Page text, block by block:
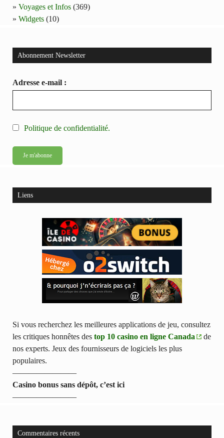
Voyages et Infos (369)
Widgets (10)
Abonnement Newsletter
Adresse e-mail :
Politique de confidentialité.
Liens
Si vous recherchez les meilleures applications de jeu, consultez
les critiques honnêtes des top 10 casino en ligne Canada
de
nos experts. Jeux des fournisseurs de logiciels les plus
populaires.
————————
Casino bonus sans dépôt, c’est ici
————————
Commentaires récents